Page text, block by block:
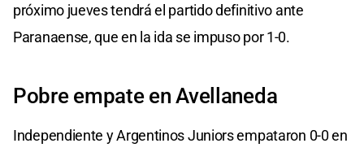
próximo jueves tendrá el partido definitivo ante
Paranaense, que en la ida se impuso por 1-0.
Pobre empate en Avellaneda
Independiente y Argentinos Juniors empataron 0-0 en